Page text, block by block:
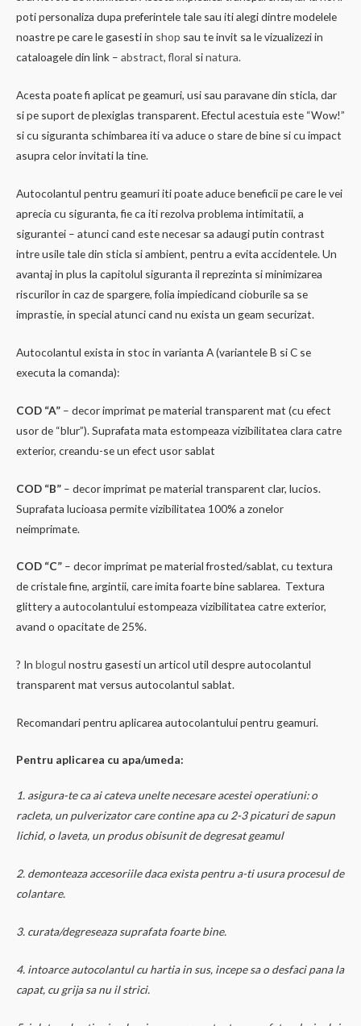
poti personaliza dupa preferintele tale sau iti alegi dintre modelele
noastre pe care le gasesti in shop sau te invit sa le vizualizezi in
cataloagele din link – abstract,floral sinatura.
Acesta poate fi aplicat pe geamuri, usi sau paravane din sticla, dar
si pe suport de plexiglas transparent. Efectul acestuia este “Wow!”
si cu siguranta schimbarea iti va aduce o stare de bine si cu impact
asupra celor invitati la tine.
Autocolantul pentru geamuri iti poate aduce beneficii pe care le vei
aprecia cu siguranta, fie ca iti rezolva problema intimitatii, a
sigurantei – atunci cand este necesar sa adaugi putin contrast
intre usile tale din sticla si ambient, pentru a evita accidentele. Un
avantaj in plus la capitolul siguranta il reprezinta si minimizarea
riscurilor in caz de spargere, folia impiedicand cioburile sa se
imprastie, in special atunci cand nu exista un geam securizat.
Autocolantul exista in stoc in varianta A (variantele B si C se
executa la comanda):
COD “A” – decor imprimat pe material transparent mat (cu efect
usor de “blur”). Suprafata mata estompeaza vizibilitatea clara catre
exterior, creandu-se un efect usor sablat
COD “B” – decor imprimat pe material transparent clar, lucios.
Suprafata lucioasa permite vizibilitatea 100% a zonelor
neimprimate.
COD “C” – decor imprimat pe material frosted/sablat, cu textura
de cristale fine, argintii, care imita foarte bine sablarea. Textura
glittery a autocolantului estompeaza vizibilitatea catre exterior,
avand o opacitate de 25%.
? In blogul nostru gasesti un articol util despre autocolantul
transparent mat versus autocolantul sablat.
Recomandari pentru aplicarea autocolantului pentru geamuri.
Pentru aplicarea cu apa/umeda:
1. asigura-te ca ai cateva unelte necesare acestei operatiuni: o
racleta, un pulverizator care contine apa cu 2-3 picaturi de sapun
lichid, o laveta, un produs obisunit de degresat geamul
2. demonteaza accesoriile daca exista pentru a-ti usura procesul de
colantare.
3. curata/degreseaza suprafata foarte bine.
4. intoarce autocolantul cu hartia in sus, incepe sa o desfaci pana la
capat, cu grija sa nu il strici.